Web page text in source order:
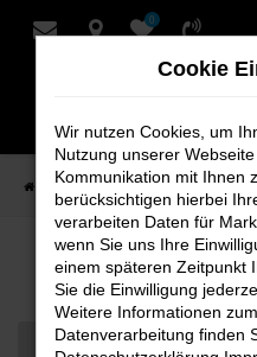
Zum
0
Startseite Teilen
Ihre
Cookie
Wir nutzen Cookies, um
Nutzung unserer
Kommunikation mit Ihnen
berücksichtigen hierbei
verarbeiten Daten für
wenn Sie uns Ihre
einem späteren Zeitpunkt
Sie die Einwilligung
Weitere Informationen
Datenverarbeitung finden